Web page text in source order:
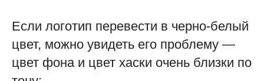
Если логотип перевести в черно-белый
цвет, можно увидеть его проблему —
цвет фона и цвет хаски очень близки по